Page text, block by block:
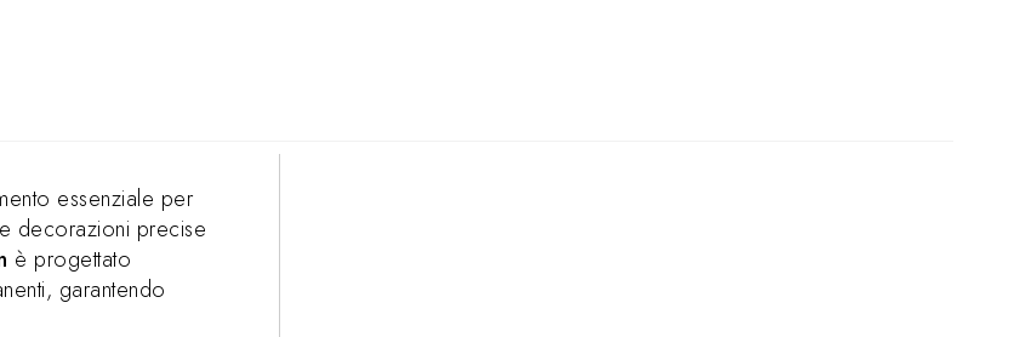
essenziale per
decorazioni precise
è progettato
garantendo